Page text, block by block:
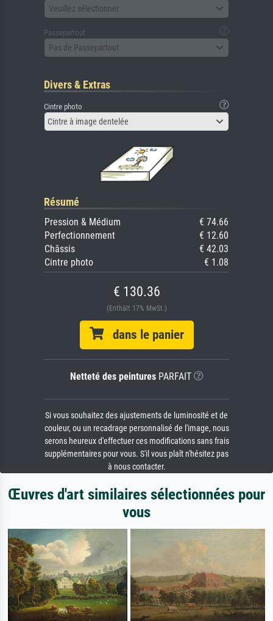
Veuillez sélectionner
Passepartout
Pas de Passepartout
Divers & Extras
Cintre photo
Cintre à image dentelée
Résumé
Pression & Médium
€ 74.66
Perfectionnement
€ 12.60
Châssis
€ 42.03
Cintre photo
€ 1.08
€ 130.36
(Enthält 17% MwSt.)
dans le panier
Netteté des peinturesPARFAIT
Si vous souhaitez des ajustements de luminosité et de
couleur, ou un recadrage personnalisé de l'image, nous
serons heureux d'effectuer ces modifications sans frais
supplémentaires pour vous. S'il vous plaît n'hésitez pas
à nous contacter.
Œuvres d'art similaires sélectionnées pour
vous